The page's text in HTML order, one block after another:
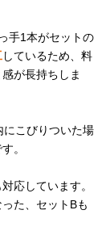
手1本がセットの
しているため、料
が長持ちしま
こびりついた場
。
応しています。
た、セットBも